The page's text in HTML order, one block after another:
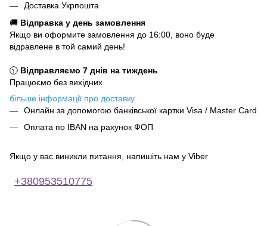
Доставка Укрпошта
🚚 Відправка у день замовлення
Якщо ви оформите замовлення до 16:00, воно буде
відравлене в той самий день!
🕥 Відправляємо 7 днів на тиждень
Працюємо без вихідних
більше інформації про доставку
Онлайн за допомогою банківської картки Visa / Master Card
Оплата по IBAN на рахунок ФОП
Якщо у вас виникли питання, напишіть нам у Viber
+380953510775